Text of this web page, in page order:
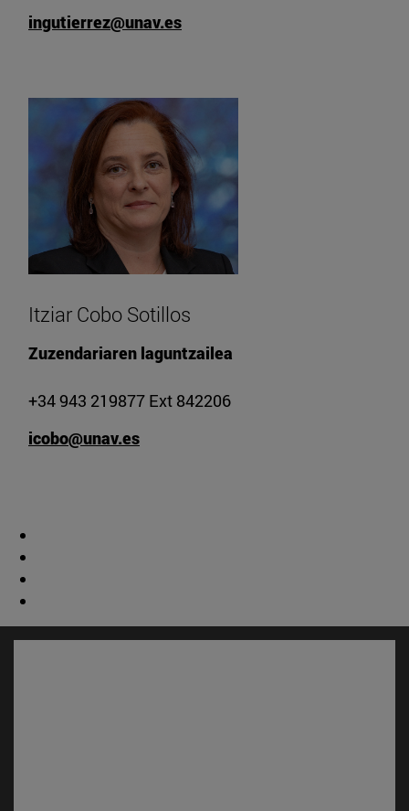
ingutierrez@unav.es
Itziar Cobo Sotillos
Zuzendariaren laguntzailea
+34 943 219877 Ext 842206
icobo@unav.es